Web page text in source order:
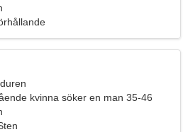
kvinna söker en man 35-46